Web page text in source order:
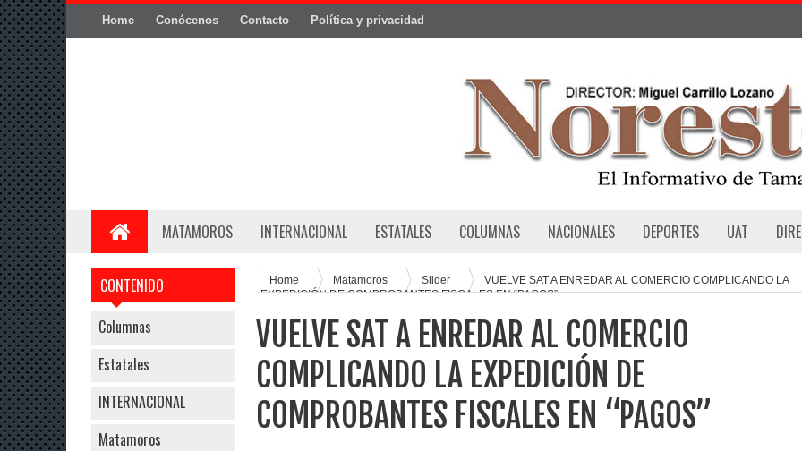
Home Conócenos Contacto Política y privacidad
MATAMOROS INTERNACIONAL ESTATALES COLUMNAS NACIONALES DEPORTES UAT
CONTENIDO
Columnas
Estatales
INTERNACIONAL
Matamoros
Home Matamoros Slider
VUELVE SAT A ENREDAR AL COMERCIO COMPLICANDO LA
EXPEDICIÓN DE COMPROBANTES FISCALES EN “PAGOS”
VUELVE SAT A ENREDAR AL COMERCIO
COMPLICANDO LA EXPEDICIÓN DE
COMPROBANTES FISCALES EN “PAGOS”